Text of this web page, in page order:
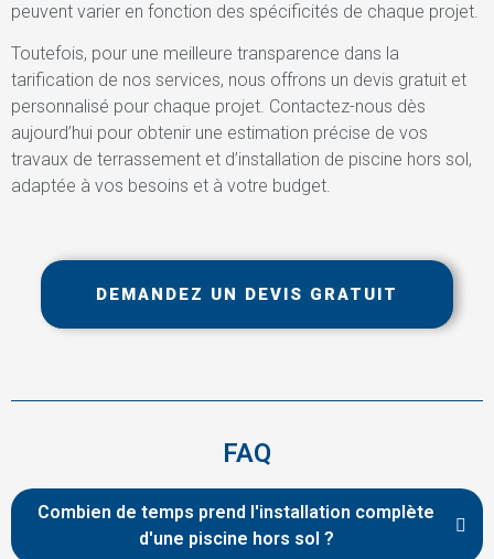
peuvent varier en fonction des spécificités de chaque projet.
Toutefois, pour une meilleure transparence dans la
tarification de nos services, nous offrons un devis gratuit et
personnalisé pour chaque projet. Contactez-nous dès
aujourd’hui pour obtenir une estimation précise de vos
travaux de terrassement et d’installation de piscine hors sol,
adaptée à vos besoins et à votre budget.
DEMANDEZ UN DEVIS GRATUIT
FAQ
Combien de temps prend l'installation complète
d'une piscine hors sol ?